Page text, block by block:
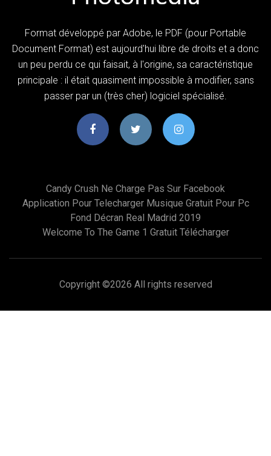
Format développé par Adobe, le PDF (pour Portable
Document Format) est aujourd'hui libre de droits et a donc
un peu perdu ce qui faisait, à l'origine, sa caractéristique
principale : il était quasiment impossible à modifier, sans
passer par un (très cher) logiciel spécialisé.
Candy Crush Ne Charge Pas Sur Facebook
Application Pour Telecharger Musique Gratuit Pour Pc
Fond Décran Real Madrid 2019
Welcome To The Game 1 Gratuit Télécharger
Copyright ©2026 All rights reserved